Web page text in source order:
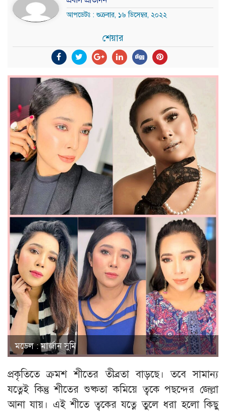
আপডেটঃ : শুক্রবার, ১৬ ডিসেম্বর, ২০২২
শেয়ার
মডেল : মার্জান সুমি
প্রকৃতিতে ক্রমশ শীতের তীব্রতা বাড়ছে। তবে সামান্য
যত্নেই কিন্তু শীতের শুষ্কতা কমিয়ে ত্বকে পছন্দের জেল্লা
আনা যায়। এই শীতে ত্বকের যত্নে তুলে ধরা হলো কিছু